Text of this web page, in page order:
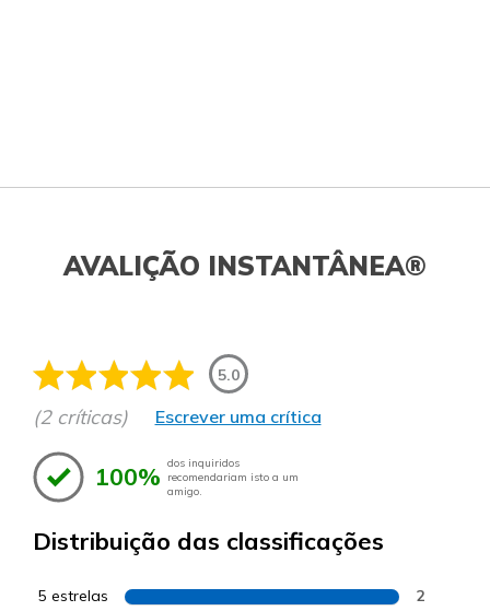
AVALIÇÃO INSTANTÂNEA®
5.0
(2 críticas) Escrever uma crítica
100% dos inquiridos
recomendariam isto a um
amigo.
Distribuição das classificações
5 estrelas 2